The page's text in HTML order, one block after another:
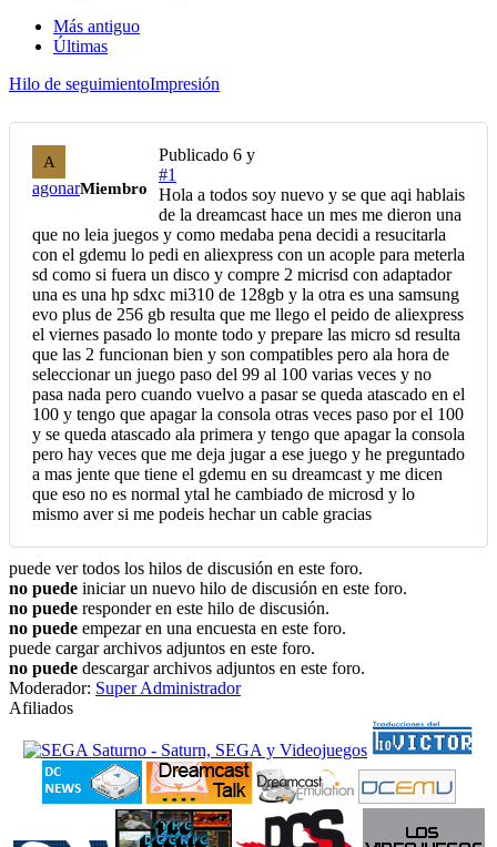
Más antiguo
Últimas
Hilo de seguimientoImpresión
A
agonarMiembro
Publicado 6 y
#1
Hola a todos soy nuevo y se que aqi hablais
de la dreamcast hace un mes me dieron una
que no leia juegos y como medaba pena decidi a resucitarla
con el gdemu lo pedi en aliexpress con un acople para meterla
sd como si fuera un disco y compre 2 micrisd con adaptador
una es una hp sdxc mi310 de 128gb y la otra es una samsung
evo plus de 256 gb resulta que me llego el peido de aliexpress
el viernes pasado lo monte todo y prepare las micro sd resulta
que las 2 funcionan bien y son compatibles pero ala hora de
seleccionar un juego paso del 99 al 100 varias veces y no
pasa nada pero cuando vuelvo a pasar se queda atascado en el
100 y tengo que apagar la consola otras veces paso por el 100
y se queda atascado ala primera y tengo que apagar la consola
pero hay veces que me deja jugar a ese juego y he preguntado
a mas jente que tiene el gdemu en su dreamcast y me dicen
que eso no es normal ytal he cambiado de microsd y lo
mismo aver si me podeis hechar un cable gracias
puede ver todos los hilos de discusión en este foro.
no puede iniciar un nuevo hilo de discusión en este foro.
no puede responder en este hilo de discusión.
no puede empezar en una encuesta en este foro.
puede cargar archivos adjuntos en este foro.
no puede descargar archivos adjuntos en este foro.
Moderador: Super Administrador
Afiliados